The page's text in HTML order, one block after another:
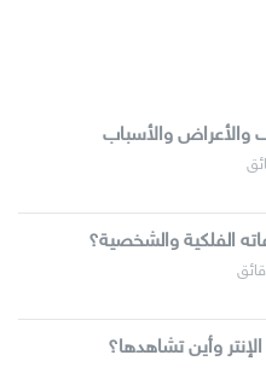
والأعراض والأسباب
الفلكية والشخصية؟
وأين تشاهدها؟